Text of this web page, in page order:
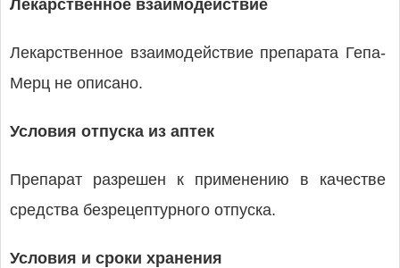
Лекарственное взаимодействие
Лекарственное взаимодействие препарата Гепа-
Мерц не описано.
Условия отпуска из аптек
Препарат разрешен к применению в качестве
средства безрецептурного отпуска.
Условия и сроки хранения